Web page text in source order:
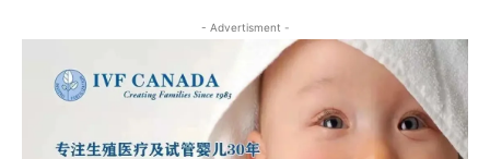
- Advertisment -